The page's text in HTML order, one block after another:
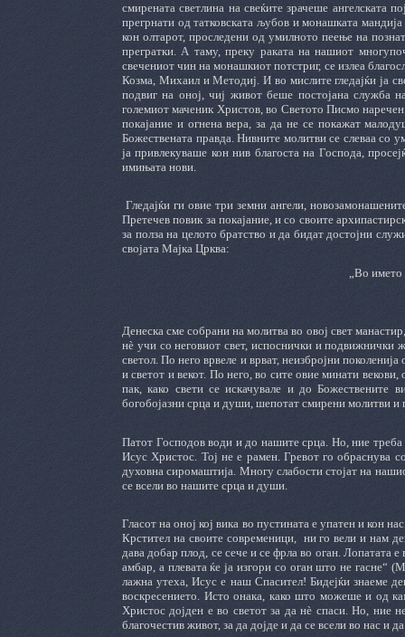
смирената светлина на свеќите зрачеше ангелската
прегрнати од татковската љубов и монашката
кон олтарот, проследени од умилното пеење на
прегратки. А таму, преку раката на нашиот
свечениот чин на монашкиот потстриг, се излеа
Козма, Михаил и Методиј. И во мислите гледајќи ја
подвиг на оној, чиј живот беше постојана служба
големиот маченик Христов, во Светото Писмо
покајание и огнена вера, за да не се покажат
Божествената правда. Нивните молитви се слеваа со
ја привлекуваше кон нив благоста на Господа,
имињата нови.
Гледајќи ги овие три земни ангели,
Претечев повик за покајание, и со своите
за полза на целото братство и да бидат достојни
својата Мајка Црква:
„Во
Денеска сме собрани на молитва во овој свет
нè учи со неговиот свет, испоснички и подвижнички
светол. По него врвеле и врват, неизбројни
и светот и векот. По него, во сите овие минати
пак, како свети се искачувале и до Божествените
богобојазни срца и души, шепотат смирени молитви и
Патот Господов води и до нашите срца. Но, ние
Исус Христос. Тој не е рамен. Гревот го обраснува
духовна сиромаштија. Многу слабости стојат на
се всели во нашите срца и души.
Гласот на оној кој вика во пустината е упатен и кон
Крстител на своите современици, ни го вели и нам
дава добар плод, се сече и се фрла во оган. Лопатата
амбар, а плевата ќе ја изгори со оган што не гасне“
лажна утеха, Исус е наш Спасител! Бидејќи знаеме
воскресението. Исто онака, како што можеше и од
Христос дојден е во светот за да нè спаси. Но,
благочестив живот, за да дојде и да се всели во нас и